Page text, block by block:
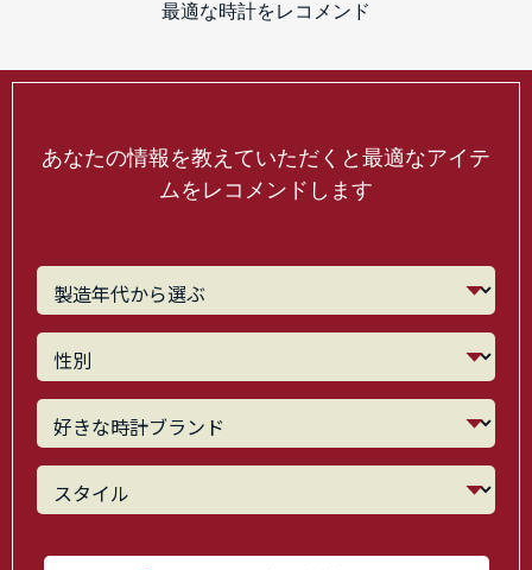
最適な時計をレコメンド
あなたの情報を教えていただくと最適なアイテ
ムをレコメンドします